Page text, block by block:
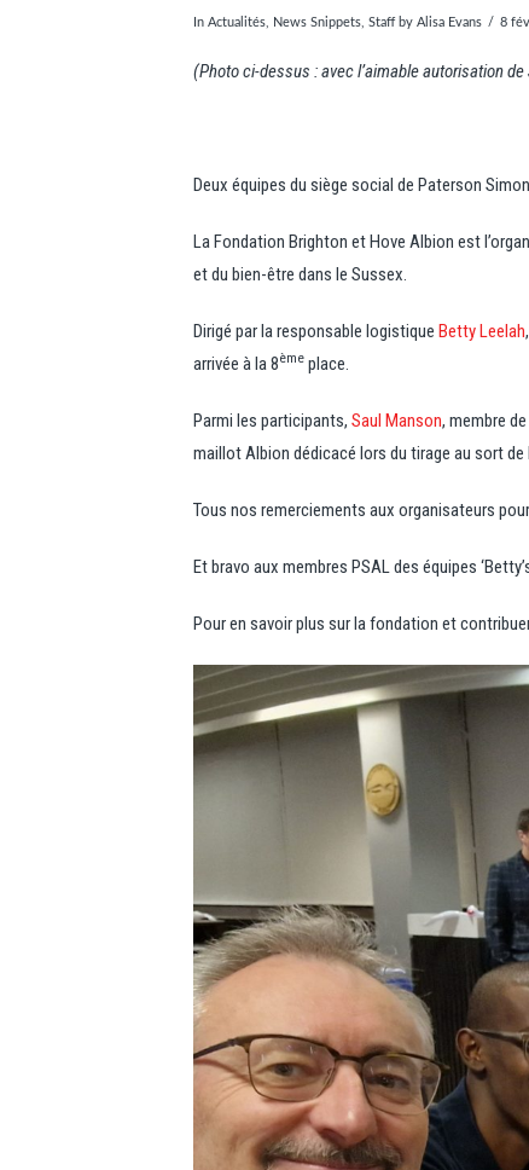
In Actualités News Snippets Staffby Alisa Evans 8
(Photo ci-dessus : avec l’aimable autorisation
Deux équipes du siège social de Paterson
La Fondation Brighton et Hove Albion est
et du bien-être dans le Sussex.
Dirigé par la responsable logistique Betty Leelah
arrivée à la 8ème place.
Parmi les participants, Saul Manson, membre
maillot Albion dédicacé lors du tirage au sort de
Tous nos remerciements aux organisateurs
Et bravo aux membres PSAL des équipes ‘Betty’s
Pour en savoir plus sur la fondation et